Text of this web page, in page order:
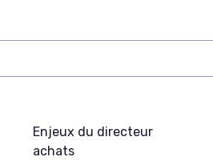
Enjeux du directeur
achats